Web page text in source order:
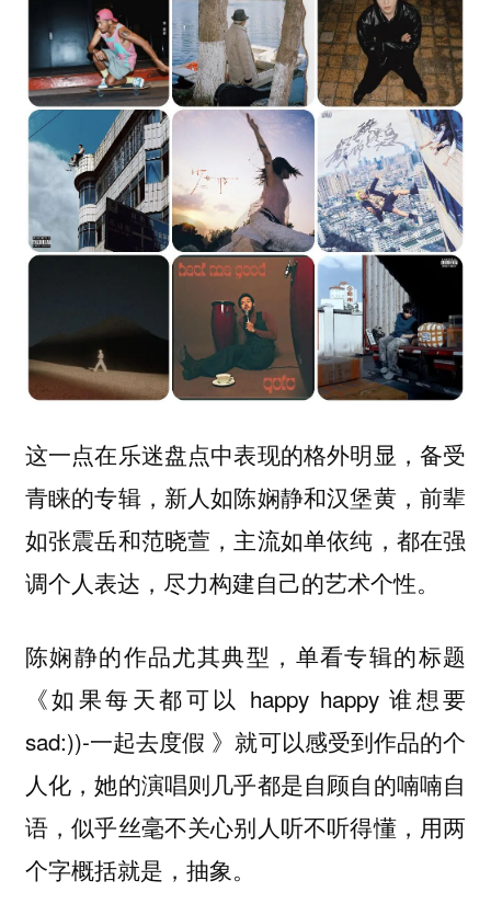
这一点在乐迷盘点中表现的格外明显，备受
青睐的专辑，新人如陈娴静和汉堡黄，前辈
如张震岳和范晓萱，主流如单依纯，都在强
调个人表达，尽力构建自己的艺术个性。
陈娴静的作品尤其典型，单看专辑的标题
《如果每天都可以 happy happy 谁想要
sad:))-一起去度假 》就可以感受到作品的个
人化，她的演唱则几乎都是自顾自的喃喃自
语，似乎丝毫不关心别人听不听得懂，用两
个字概括就是，抽象。